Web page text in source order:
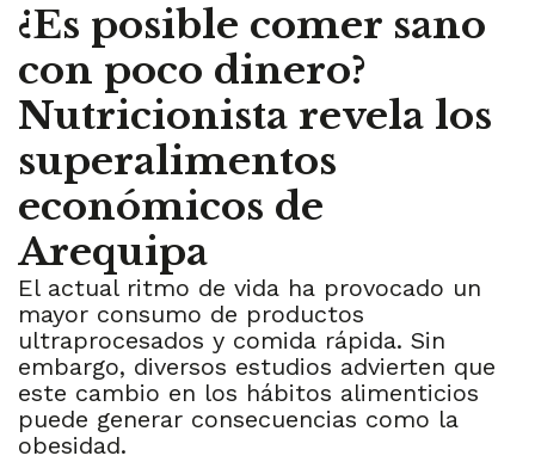
¿Es posible comer sano
con poco dinero?
Nutricionista revela los
superalimentos
económicos de
Arequipa
El actual ritmo de vida ha provocado un
mayor consumo de productos
ultraprocesados y comida rápida. Sin
embargo, diversos estudios advierten que
este cambio en los hábitos alimenticios
puede generar consecuencias como la
obesidad.